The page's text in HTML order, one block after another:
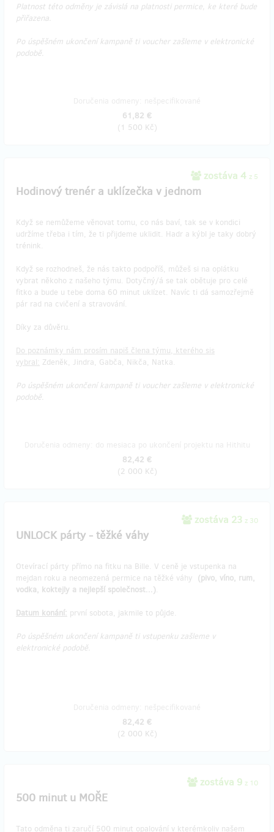
Platnost této odměny je závislá na platnosti permice, ke které bude
přiřazena.
Po úspěšném ukončení kampaně ti voucher zašleme v elektronické
podobě.
61,82 €
(1 500 Kč)
zostáva 4 z 5
Hodinový trenér a uklízečka v jednom
Když se nemůžeme věnovat tomu, co nás baví, tak se v kondici
udržíme třeba i tím, že ti přijdeme uklidit. Hadr a kýbl je taky dobrý
trénink.
Když se rozhodneš, že nás takto podpoříš, můžeš si na oplátku
vybrat někoho z našeho týmu. Dotyčný/á se tak obětuje pro celé
fitko a bude u tebe doma 60 minut uklízet. Navíc ti dá samozřejmě
pár rad na cvičení a stravování.
Díky za důvěru.
Do poznámky nám prosím napiš člena týmu, kterého sis
vybral: Zdeněk, Jindra, Gabča, Nikča, Natka.
Po úspěšném ukončení kampaně ti voucher zašleme v elektronické
podobě.
82,42 €
(2 000 Kč)
zostáva 23 z 30
UNLOCK párty - těžké váhy
Otevírací párty přímo na fitku na Bille. V ceně je vstupenka na
mejdan roku a neomezená permice na těžké váhy (pivo, víno, rum,
vodka, koktejly a nejlepší společnost...).
Datum konání: první sobota, jakmile to půjde.
Po úspěšném ukončení kampaně ti vstupenku zašleme v
elektronické podobě.
82,42 €
(2 000 Kč)
zostáva 9 z 10
500 minut u MOŘE
Tato odměna ti zaručí 500 minut opalování v kterémkoliv našem